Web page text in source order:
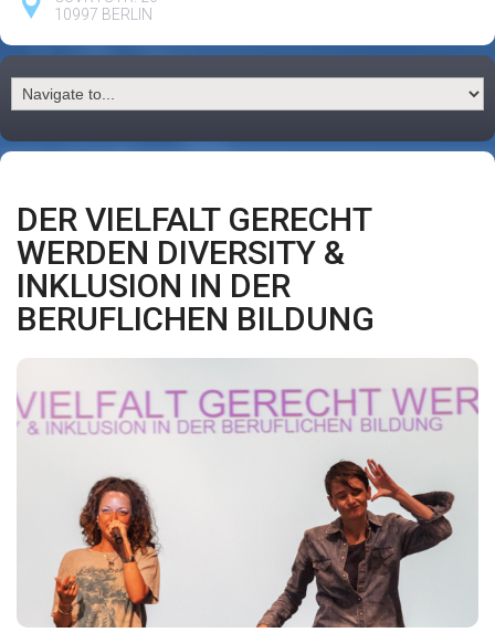
10997 BERLIN
DER VIELFALT GERECHT
WERDEN DIVERSITY &
INKLUSION IN DER
BERUFLICHEN BILDUNG